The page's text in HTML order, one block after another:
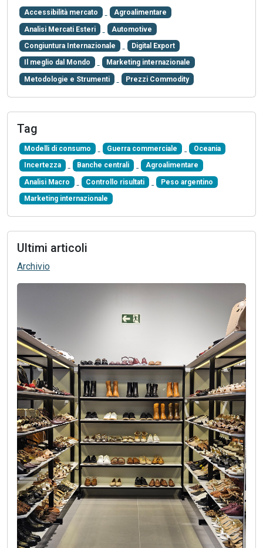
Accessibilità mercato Agroalimentare
Analisi Mercati Esteri Automotive
Congiuntura Internazionale Digital Export
Il meglio dal Mondo Marketing internazionale
Metodologie e Strumenti Prezzi Commodity
Tag
Modelli di consumo Guerra commerciale Oceania
Incertezza Banche centrali Agroalimentare
Analisi Macro Controllo risultati Peso argentino
Marketing internazionale
Ultimi articoli
Archivio